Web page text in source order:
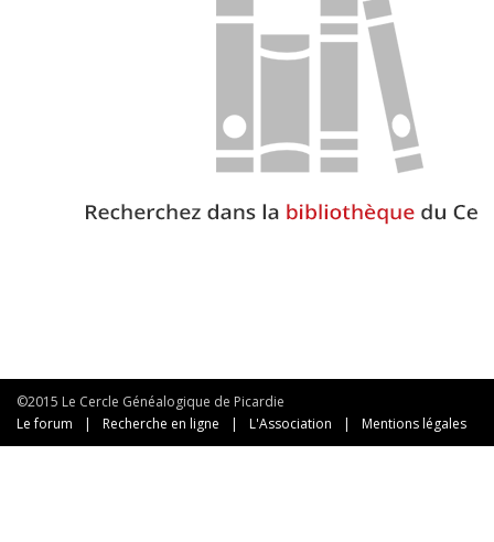
©2015 Le Cercle Généalogique de Picardie
Le forum
| Recherche en ligne | L'Association | Mentions légales